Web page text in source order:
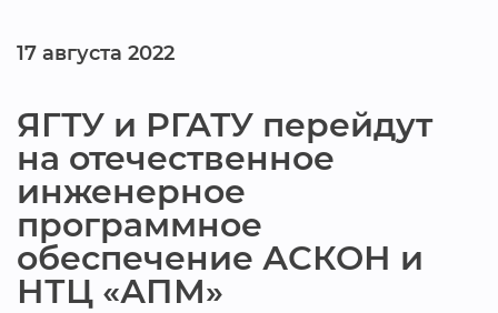
17 августа 2022
ЯГТУ и РГАТУ перейдут
на отечественное
инженерное
программное
обеспечение АСКОН и
НТЦ «АПМ»